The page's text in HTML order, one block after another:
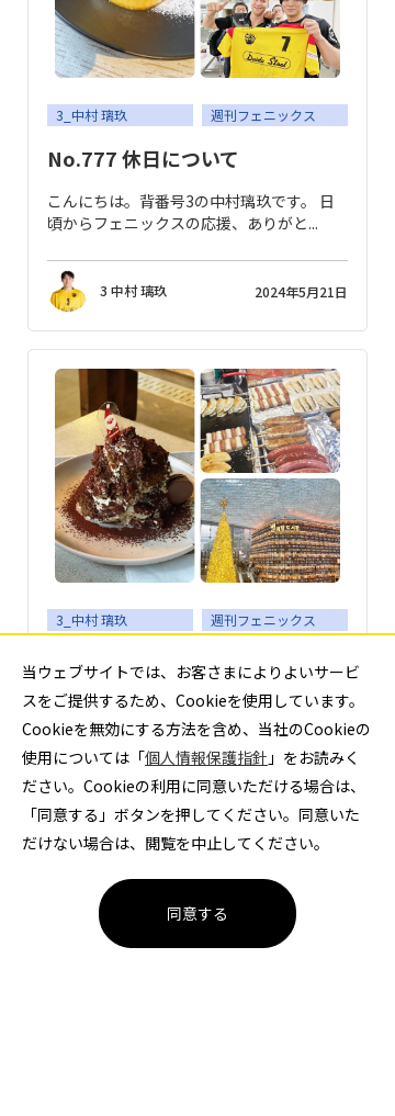
3_中村 璃玖 週刊フェニックス
No.777 休日について
こんにちは。背番号3の中村璃玖です。 日
頃からフェニックスの応援、ありがと...
3 中村 璃玖 2024年5月21日
3_中村 璃玖 週刊フェニックス
No.761 韓国旅行！
皆さんこんにちは。背番号3番の中村璃玖で
す。 遅くなりましたが、今年も...
3 中村 璃玖 2024年1月30日
当ウェブサイトでは、お客さまによりよいサービ
スをご提供するため、Cookieを使用しています。
Cookieを無効にする方法を含め、当社のCookieの
使用については「個人情報保護指針 」をお読みく
ださい。Cookieの利用に同意いただける場合は、
「同意する」ボタンを押してください。同意いた
だけない場合は、閲覧を中止してください。
同意する